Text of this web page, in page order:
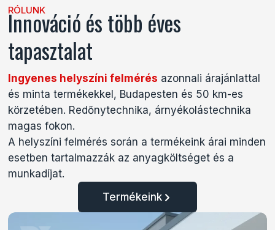
RÓLUNK
Innováció és több éves
tapasztalat
Ingyenes helyszíni felmérés azonnali árajánlattal
és minta termékekkel, Budapesten és 50 km-es
körzetében. Redőnytechnika, árnyékolástechnika
magas fokon.
A helyszíni felmérés során a termékeink árai minden
esetben tartalmazzák az anyagköltséget és a
munkadíjat.
Termékeink